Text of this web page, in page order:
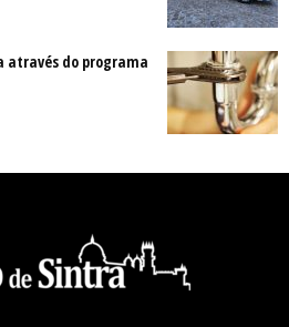
através do programa